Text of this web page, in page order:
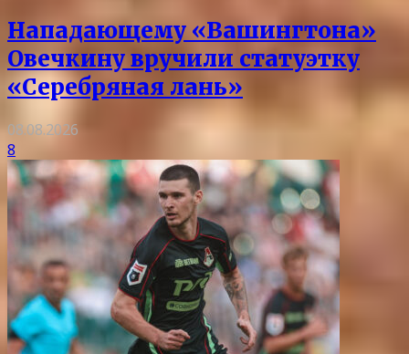
Нападающему «Вашингтона»
Овечкину вручили статуэтку
«Серебряная лань»
08.08.2026
8